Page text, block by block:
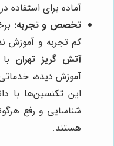
آماده برای
تخصص و تجربه:
کم تجربه و آموزش
آتش گریز تهران
آموزش دیده،
این تکنسین‌ها با
شناسایی و رفع
هستند.